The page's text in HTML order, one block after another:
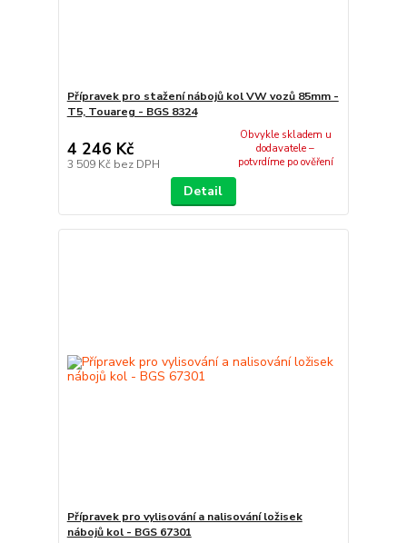
Přípravek pro stažení nábojů kol VW vozů 85mm -
T5, Touareg - BGS 8324
4 246 Kč
3 509 Kč bez DPH
Obvykle skladem u
dodavatele –
potvrdíme po ověření
Detail
Přípravek pro vylisování a nalisování ložisek
nábojů kol - BGS 67301